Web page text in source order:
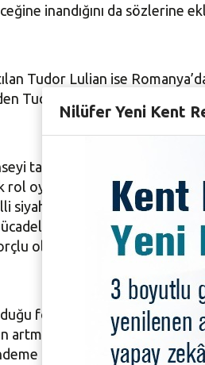
inandığını da
Tudor Lulian ise
Tudor Lulian, örgütlü
tarafından düzenlenen
oynadığını belirtti.
siyahlı kadınlara, Paris’den
verdikleri büyük
olduklarını söyledi.
foruma LGBTİ adına
artması ile görünürlük
geldiğini ifade etti.
Nilüfer Yeni Kent